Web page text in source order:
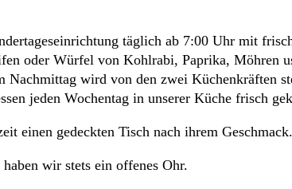
täglich ab 7:00 Uhr mit
oder Würfel von Kohlrabi, Paprika,
Nachmittag wird von den zwei Küchenkräften
jeden Wochentag in unserer Küche frisch
einen gedeckten Tisch nach ihrem Geschmack.
wir stets ein offenes Ohr.